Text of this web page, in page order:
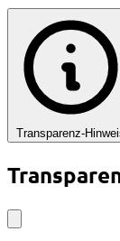
Transparenz-